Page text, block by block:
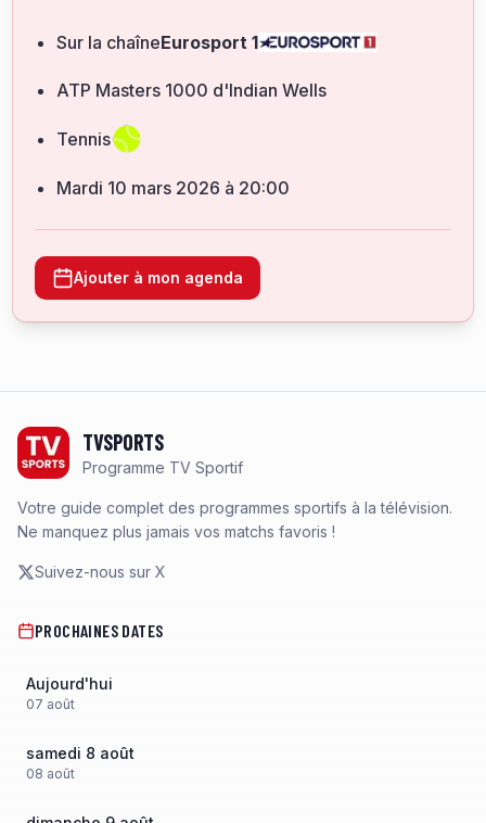
Sur la chaîneEurosport 1
ATP Masters 1000 d'Indian Wells
Tennis
mardi 10 mars 2026 à 20:00
Ajouter à mon agenda
TVSPORTS
Programme TV Sportif
Votre guide complet des programmes sportifs à la télévision.
Ne manquez plus jamais vos matchs favoris !
Suivez-nous sur X
PROCHAINES DATES
Aujourd'hui
07 août
samedi 8 août
08 août